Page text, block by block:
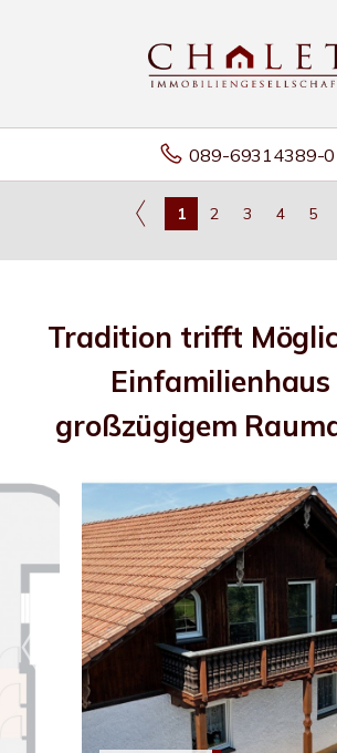
089-69314389-0
1 2 3 4 5
Tradition trifft
großzügigem